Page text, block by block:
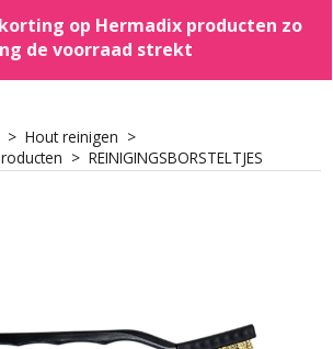
op Hermadix producten zo
de voorraad strekt
> Hout reinigen >
> REINIGINGSBORSTELTJES